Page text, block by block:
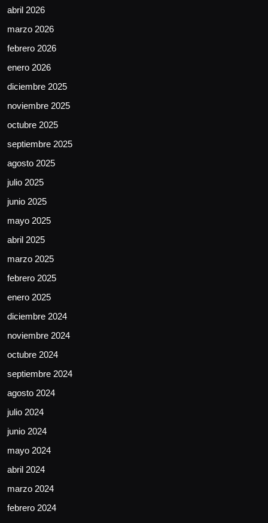
abril 2026
marzo 2026
febrero 2026
enero 2026
diciembre 2025
noviembre 2025
octubre 2025
septiembre 2025
agosto 2025
julio 2025
junio 2025
mayo 2025
abril 2025
marzo 2025
febrero 2025
enero 2025
diciembre 2024
noviembre 2024
octubre 2024
septiembre 2024
agosto 2024
julio 2024
junio 2024
mayo 2024
abril 2024
marzo 2024
febrero 2024